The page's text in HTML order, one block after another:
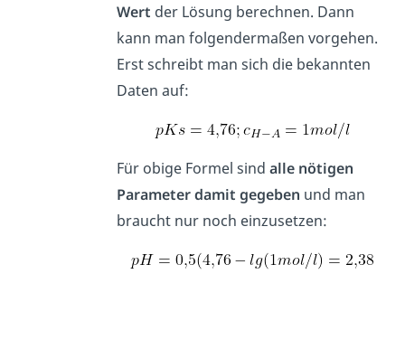
Wert der Lösung berechnen. Dann
kann man folgendermaßen vorgehen.
Erst schreibt man sich die bekannten
Daten auf:
Für obige Formel sindalle nötigen
Parameter damit gegeben und man
braucht nur noch einzusetzen: